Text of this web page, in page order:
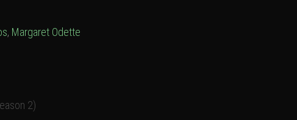
, Margaret Odette
2)